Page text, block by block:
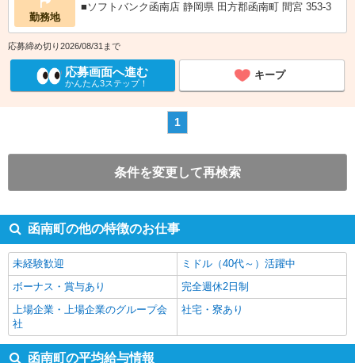
勤務地
■ソフトバンク函南店 静岡県 田方郡函南町 間宮 353‐3
応募締め切り2026/08/31まで
応募画面へ進む
かんたん3ステップ！
キープ
1
条件を変更して再検索
函南町の他の特徴のお仕事
未経験歓迎
ミドル（40代～）活躍中
ボーナス・賞与あり
完全週休2日制
上場企業・上場企業のグループ会
社
社宅・寮あり
函南町の平均給与情報